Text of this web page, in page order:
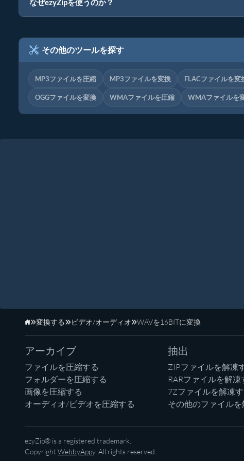
なぜezyZipを使うのか？
その他のツールを探す
MP3ファイルを圧縮 MP3ファイルを変換 FLACファイルを変
OGGファイルを変換 WMAファイルを圧縮 WMAファイルを
ホーム
変換する ビデオ/オーディオ WAVを16BITに変換
アーカイブ
ファイルを圧縮する
フォルダーを圧縮する
画像を圧縮する
オーディオ/ビデオを圧縮する
抽出
ZIPファイルを解凍
RARファイルを解凍
7Zファイルを解凍
その他のファイルを
ezyZip® is a registered trademark.
CopyrightWebbyAppy. All rights reserved.